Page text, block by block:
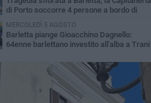
di Porto soccorre 4 persone a bordo di
MERCOLEDÌ 5 AGOSTO
Barletta piange Gioacchino Dagnello:
64enne barlettano investito all'alba a Trani